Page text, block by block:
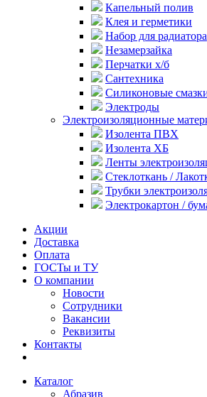
Капельный полив
Клея и герметики
Набор для радиатора
Незамерзайка
Перчатки х/б
Сантехника
Силиконовые
Электроды
Электроизоляционные
Изолента ПВХ
Изолента ХБ
Ленты
Стеклоткань /
Трубки
Электрокартон /
Акции
Доставка
Оплата
ГОСТы и ТУ
О компании
Новости
Сотрудники
Вакансии
Реквизиты
Контакты
Каталог
Абразив